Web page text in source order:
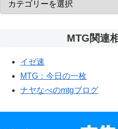
MTG関連
イゼ速
MTG：今日の一枚
ナヤなべのmtgブログ